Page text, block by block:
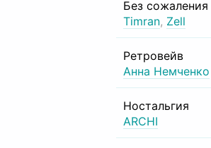
Без сожаления
Timran, Zell
Ретровейв
Анна Немченко
Ностальгия
ARCHI